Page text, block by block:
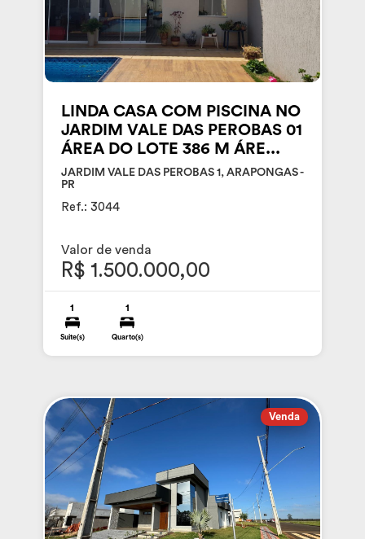
LINDA CASA COM PISCINA NO
JARDIM VALE DAS PEROBAS 01
ÁREA DO LOTE 386 M ÁRE...
JARDIM VALE DAS PEROBAS 1, ARAPONGAS -
PR
Ref.: 3044
Valor de venda
R$ 1.500.000,00
1
Suite(s)
1
Quarto(s)
Venda